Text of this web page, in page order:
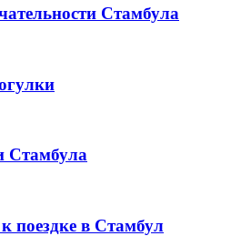
Стамбула
Стамбула
поездке в Стамбул